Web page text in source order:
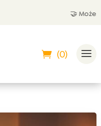
🤝 Możesz
(0)